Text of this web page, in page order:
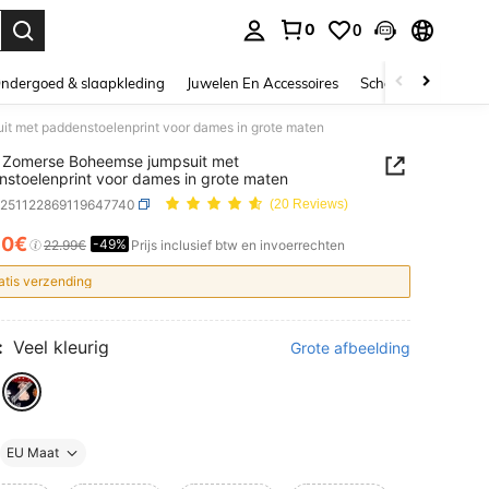
0 0
& slaapkleding Juwelen En Accessoires Schoonheid &
met paddenstoelenprint voor dames in grote maten
Zomerse Boheemse jumpsuit met
voor dames in grote maten
(20 Reviews)
AND AVAILABILITY
22.99€ -49% Prijs inclusief btw en invoerrechten
verzending
Veel kleurig Grote afbeelding
EU Maat